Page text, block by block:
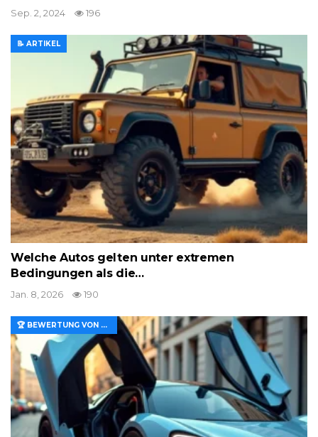
Sep. 2, 2024 196
📝 ARTIKEL
Welche Autos gelten unter extremen
Bedingungen als die…
Jan. 8, 2026 190
🏆 BEWERTUNG VON MERKMALEN UND WERT